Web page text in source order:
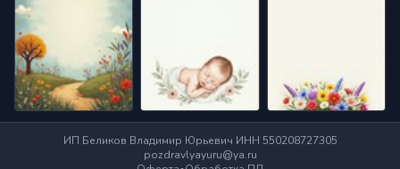
ИП Беликов Владимир Юрьевич ИНН 550208727305
pozdravlyayuru@ya.ru